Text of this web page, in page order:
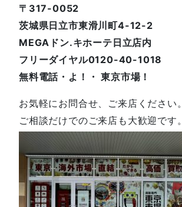
〒317-0052
茨城県日立市東滑川町4-12-2
MEGAドン.キホーテ日立店内
フリーダイヤル0120-40-1018
無料電話・よ！・ 東京市場！
お気軽にお問合せ、ご来店ください。
ご相談だけでのご来店も大歓迎です。